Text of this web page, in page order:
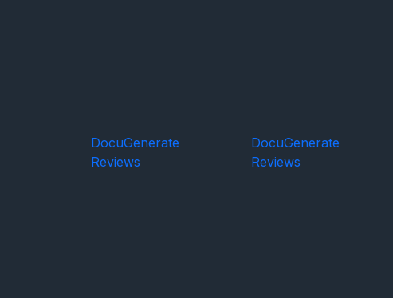
DocuGenerate
Reviews
DocuGenerate
Reviews